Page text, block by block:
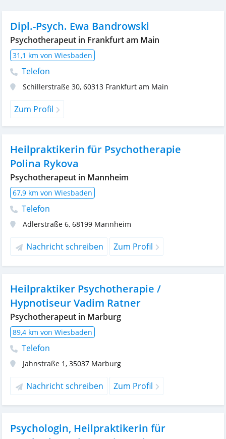
Dipl.-Psych. Ewa Bandrowski
Psychotherapeut in Frankfurt am Main
31,1 km von Wiesbaden
Telefon
Schillerstraße 30, 60313 Frankfurt am Main
Zum Profil
Heilpraktikerin für Psychotherapie
Polina Rykova
Psychotherapeut in Mannheim
67,9 km von Wiesbaden
Telefon
Adlerstraße 6, 68199 Mannheim
Nachricht schreiben Zum Profil
Heilpraktiker Psychotherapie /
Hypnotiseur Vadim Ratner
Psychotherapeut in Marburg
89,4 km von Wiesbaden
Telefon
Jahnstraße 1, 35037 Marburg
Nachricht schreiben Zum Profil
Psychologin, Heilpraktikerin für